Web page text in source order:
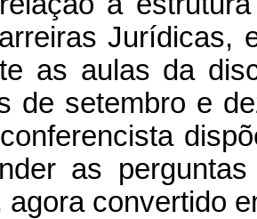
Jurídicas,
as aulas da
de setembro e
as
agora convertido